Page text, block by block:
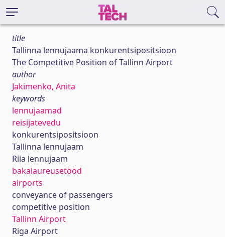
title
Tallinna lennujaama konkurentsipositsioon
The Competitive Position of Tallinn Airport
author
Jakimenko, Anita
keywords
lennujaamad
reisijatevedu
konkurentsipositsioon
Tallinna lennujaam
Riia lennujaam
bakalaureusetööd
airports
conveyance of passengers
competitive position
Tallinn Airport
Riga Airport